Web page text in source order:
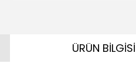
ÜRÜN BİLGİSİ